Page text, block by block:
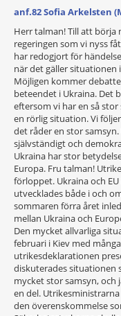
anf.82 Sofia Arkelsten
Herr talman! Till att börja
regeringen som vi nyss
har redogjort för
när det gäller situationen
Möjligen kommer
beteendet i Ukraina. Det
eftersom vi har en så stor
en rörlig situation. Vi
det råder en stor
självständigt och
Ukraina har stor
Europa. Fru talman!
förloppet. Ukraina och
utvecklades både i och
sommaren förra året
mellan Ukraina och
Den mycket allvarliga
februari i Kiev med
utrikesdeklarationen
diskuterades situationen
mycket stor samsyn, och
en del.
den överenskommelse